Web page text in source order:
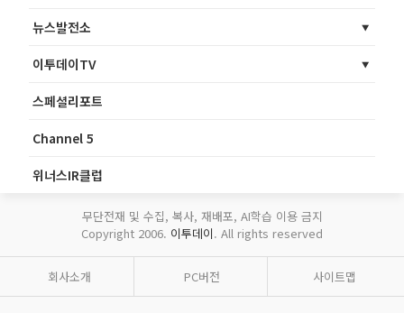
뉴스발전소
이투데이TV
스페셜리포트
Channel 5
위너스IR클럽
무단전재 및 수집, 복사, 재배포, AI학습 이용 금지
Copyright 2006. 이투데이. All rights reserved
회사소개 PC버전 사이트맵